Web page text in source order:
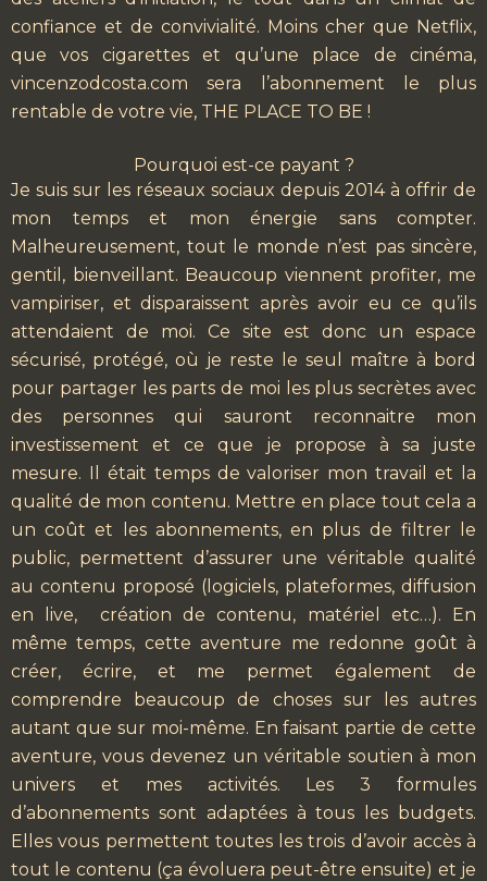
confiance et de convivialité. Moins cher que Netflix,
que vos cigarettes et qu’une place de cinéma,
vincenzodcosta.com sera l’abonnement le plus
rentable de votre vie, THE PLACE TO BE !
Pourquoi est-ce payant ?
Je suis sur les réseaux sociaux depuis 2014 à offrir de
mon temps et mon énergie sans compter.
Malheureusement, tout le monde n’est pas sincère,
gentil, bienveillant. Beaucoup viennent profiter, me
vampiriser, et disparaissent après avoir eu ce qu’ils
attendaient de moi. Ce site est donc un espace
sécurisé, protégé, où je reste le seul maître à bord
pour partager les parts de moi les plus secrètes avec
des personnes qui sauront reconnaitre mon
investissement et ce que je propose à sa juste
mesure. Il était temps de valoriser mon travail et la
qualité de mon contenu. Mettre en place tout cela a
un coût et les abonnements, en plus de filtrer le
public, permettent d’assurer une véritable qualité
au contenu proposé (logiciels, plateformes, diffusion
en live, création de contenu, matériel etc…). En
même temps, cette aventure me redonne goût à
créer, écrire, et me permet également de
comprendre beaucoup de choses sur les autres
autant que sur moi-même. En faisant partie de cette
aventure, vous devenez un véritable soutien à mon
univers et mes activités. Les 3 formules
d’abonnements sont adaptées à tous les budgets.
Elles vous permettent toutes les trois d’avoir accès à
tout le contenu (ça évoluera peut-être ensuite) et je